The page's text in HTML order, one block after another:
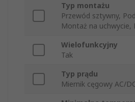
Typ montażu
Przewód sztywny,
Montaż na uchwycie,
Wielofunkcyjny
Tak
Typ prądu
Miernik cęgowy AC/